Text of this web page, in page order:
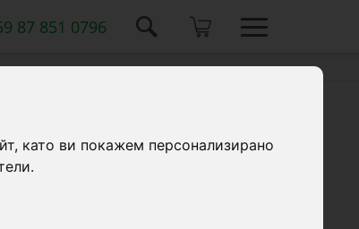
като ви покажем персонализирано
87 851 0796